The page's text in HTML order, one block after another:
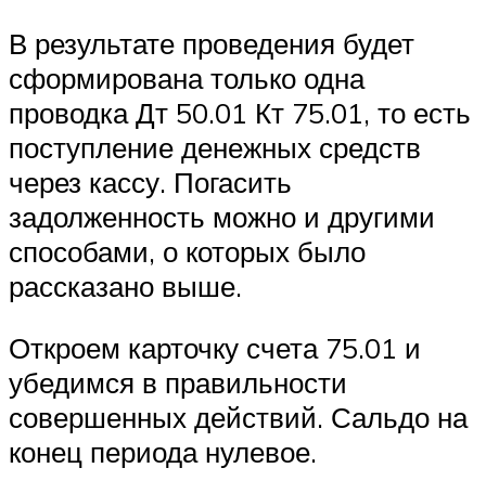
В результате проведения будет
сформирована только одна
проводка Дт 50.01 Кт 75.01, то есть
поступление денежных средств
через кассу. Погасить
задолженность можно и другими
способами, о которых было
рассказано выше.
Откроем карточку счета 75.01 и
убедимся в правильности
совершенных действий. Сальдо на
конец периода нулевое.